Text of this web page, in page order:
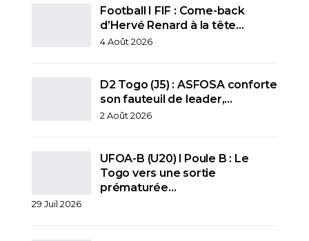
Football I FIF : Come-back
d’Hervé Renard à la tête…
4 Août 2026
D2 Togo (J5) : ASFOSA conforte
son fauteuil de leader,…
2 Août 2026
UFOA-B (U20) l Poule B : Le
Togo vers une sortie
prématurée…
29 Juil 2026